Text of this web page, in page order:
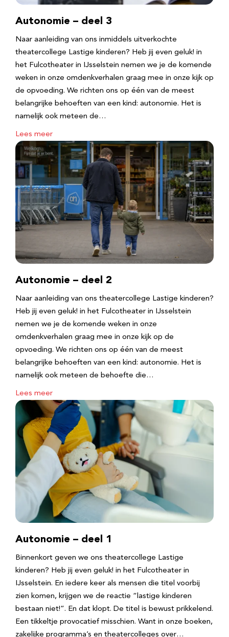
Autonomie – deel 3
Naar aanleiding van ons inmiddels uitverkochte
theatercollege Lastige kinderen? Heb jij even geluk! in
het Fulcotheater in IJsselstein nemen we je de komende
weken in onze omdenkverhalen graag mee in onze kijk op
de opvoeding. We richten ons op één van de meest
belangrijke behoeften van een kind: autonomie. Het is
namelijk ook meteen de…
Lees meer
Autonomie – deel 2
Naar aanleiding van ons theatercollege Lastige kinderen?
Heb jij even geluk! in het Fulcotheater in IJsselstein
nemen we je de komende weken in onze
omdenkverhalen graag mee in onze kijk op de
opvoeding. We richten ons op één van de meest
belangrijke behoeften van een kind: autonomie. Het is
namelijk ook meteen de behoefte die…
Lees meer
Autonomie – deel 1
Binnenkort geven we ons theatercollege Lastige
kinderen? Heb jij even geluk! in het Fulcotheater in
IJsselstein. En iedere keer als mensen die titel voorbij
zien komen, krijgen we de reactie “lastige kinderen
bestaan niet!”. En dat klopt. De titel is bewust prikkelend.
Een tikkeltje provocatief misschien. Want in onze boeken,
zakelijke programma’s en theatercolleges over…